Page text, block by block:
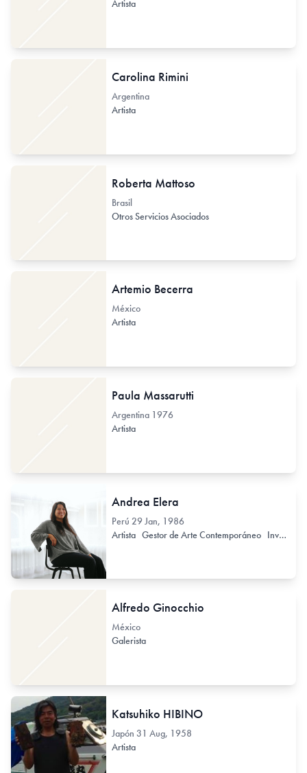
Artista
Carolina Rimini
Argentina
Artista
Roberta Mattoso
Brasil
Otros Servicios Asociados
Artemio Becerra
México
Artista
Paula Massarutti
Argentina 1976
Artista
Andrea Elera
Perú 29 Jan, 1986
Artista Gestor de Arte Contemporáneo Investigador de Arte Contemporáneo
Alfredo Ginocchio
México
Galerista
Katsuhiko HIBINO
Japón 31 Aug, 1958
Artista